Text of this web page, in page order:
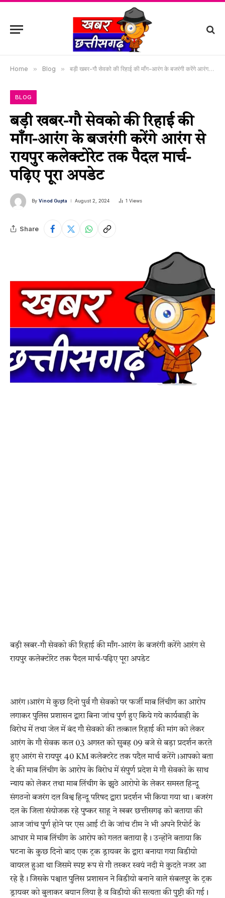
Home » Blog » बड़ी खबर-गौ सेवको की रिहाई की माँग-आरंग के बजरंगी करेंगे आरंग से रायपुर कलेक्टोरेट तक पैदल मार्च-पढ़िए पूरा अपडेट
BLOG
बड़ी खबर-गौ सेवको की रिहाई की
माँग-आरंग के बजरंगी करेंगे आरंग से
रायपुर कलेक्टोरेट तक पैदल मार्च-
पढ़िए पूरा अपडेट
By Vinod Gupta August 2, 2024 1 Views
Share
बड़ी खबर-गौ सेवको की रिहाई की माँग-आरंग के बजरंगी करेंगे आरंग से
रायपुर कलेक्टोरेट तक पैदल मार्च-पढ़िए पूरा अपडेट
आरंग।आरंग मे कुछ दिनो पुर्व गौ सेवको पर फर्जी माब लिंचीग का आरोप
लगाकर पुलिस प्रशासन द्वारा बिना जांच पुर्ण हुए किये गये कार्यवाही के
विरोध में तथा जेल में बंद गौ सेवको की तत्काल रिहाई की मांग को लेकर
आरंग के गौ सेवक कल 03 अगस्त को सुबह 09 बजे से बड़ा प्रदर्शन करते
हुए आरंग से रायपुर 40 KM कलेक्टरेट तक पदैल मार्च करेंगे।आपको बता
दे की माब लिंचीग के आरोप के विरोध में संपुर्ण प्रदेश मे गौ सेवको के साथ
न्याय को लेकर तथा माब लिंचीग के झुठे आरोपो के लेकर समस्त हिन्दू
संगठनो बजरंग दल विश्व हिन्दू परिषद द्वारा प्रदर्शन भी किया गया था। बजरंग
दल के जिला संयोजक रहे पुष्कर साहू ने खबर छत्तीसगढ़ को बताया की
आज जांच पुर्ण होने पर एस आई टी के जांच टीम ने भी अपने रिपोर्ट के
आधार मे माब लिंचीग के आरोप को गलत बताया है। उन्होंने बताया कि
घटना के कुछ दिनो बाद एक ट्रक ड्रायवर के द्वारा बनाया गया विडीयो
वायरल हुआ था जिसमे स्पष्ट रूप से गौ तस्कर स्वयं नदी मे कुदते नजर आ
रहे है। जिसके पश्चात पुलिस प्रशासन ने विडीयो बनाने वाले संबलपुर के ट्रक
ड्रायवर को बुलाकर बयान लिया है व विडीयो की सत्यता की पुष्टी की गई।